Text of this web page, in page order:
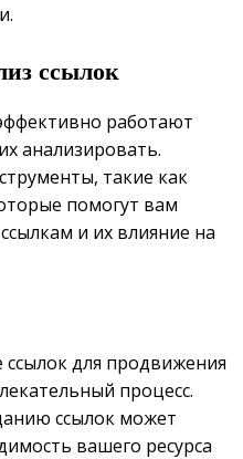
ссылок
работают
анализировать.
такие как
помогут вам
и их влияние на
для продвижения
процесс.
ссылок может
вашего ресурса